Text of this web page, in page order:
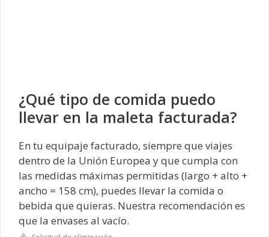
¿Qué tipo de comida puedo
llevar en la maleta facturada?
En tu equipaje facturado, siempre que viajes
dentro de la Unión Europea y que cumpla con
las medidas máximas permitidas (largo + alto +
ancho = 158 cm), puedes llevar la comida o
bebida que quieras. Nuestra recomendación es
que la envases al vacío.